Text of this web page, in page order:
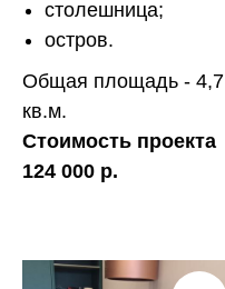
столешница;
остров.
Общая площадь - 4,7
кв.м.
Стоимость проекта
124 000 р.